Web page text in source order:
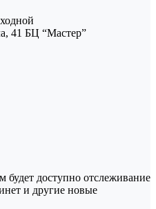
41 БЦ “Мастер”
будет доступно отслеживание
и другие новые